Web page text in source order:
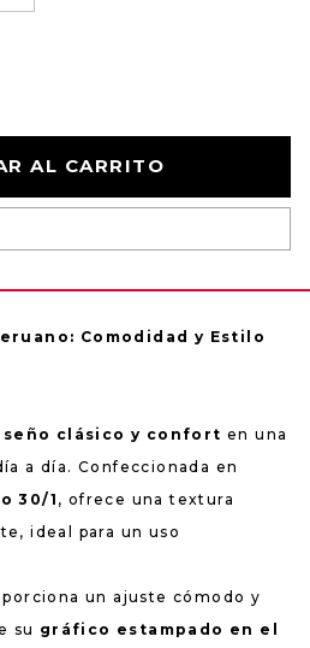
AL CARRITO
Comodidad y Estilo
clásico y confort en una
a día. Confeccionada en
30/1 , ofrece una textura
ideal para un uso
un ajuste cómodo y
su gráfico estampado en el